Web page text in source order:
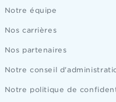
Notre équipe
Nos carrières
Nos partenaires
Notre conseil
Notre politique de